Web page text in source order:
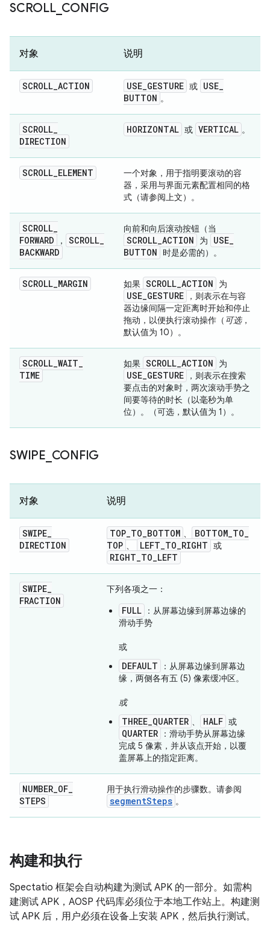
SCROLL_ CONFIG
对象 说明
SCROLL_ACTION USE_GESTURE 或 USE_
BUTTON 。
SCROLL_
DIRECTION
HORIZONTAL 或 VERTICAL 。
SCROLL_ELEMENT
一个对象，用于指明要滚动的容
器，采用与界面元素配置相同的格
式（请参阅上文）。
SCROLL_
FORWARD
， SCROLL_
BACKWARD
向前和向后滚动按钮（当
SCROLL_ACTION 为 USE_
BUTTON
时是必需的）。
SCROLL_MARGIN 如果 SCROLL_ACTION 为
USE_GESTURE
，则表示在与容
器边缘间隔一定距离时开始和停止
拖动，以便执行滚动操作（ 可选，
默认值为 10）。
SCROLL_WAIT_
TIME
如果 SCROLL_ACTION 为
USE_GESTURE
，则表示在搜索
要点击的对象时，两次滚动手势之
间要等待的时长（以毫秒为单
位）。（可选，默认值为 1）。
SWIPE CONFIG
对象 说明
SWIPE_
DIRECTION
TOP_TO_BOTTOM 、 BOTTOM_TO_
TOP 、 LEFT_TO_RIGHT 或
RIGHT_TO_LEFT
SWIPE_
FRACTION
下列各项之一 ：
FULL
：从屏幕边缘到屏幕边缘的
滑动手势
或
DEFAULT
：从屏幕边缘到屏幕边
缘，两侧各有五 (5) 像素缓冲区。
或
THREE_QUARTER 、 HALF 或
QUARTER
：滑动手势从屏幕边缘
完成 5 像素，并从该点开始，以覆
盖屏幕上的指定距离。
NUMBER_OF_
STEPS
用于执行滑动操作的步骤数。请参阅
segmentSteps 。
构建和执行
Spectatio 框架会自动构建为测试 APK 的一部分。如需构
建测试 APK，AOSP 代码库必须位于本地工作站上。构建测
试 APK 后，用户必须在设备上安装 APK，然后执行测试。